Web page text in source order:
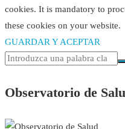
cookies. It is mandatory to
these cookies on your website.
GUARDAR Y ACEPTAR
Observatorio de